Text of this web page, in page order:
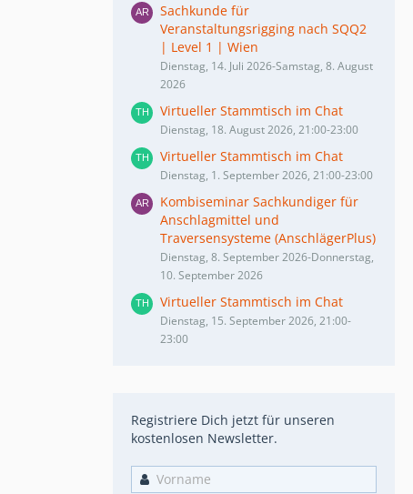
Sachkunde für
Veranstaltungsrigging nach SQQ2
| Level 1 | Wien
Dienstag, 14. Juli 2026-Samstag, 8. August
2026
Virtueller Stammtisch im Chat
Dienstag, 18. August 2026, 21:00-23:00
Virtueller Stammtisch im Chat
Dienstag, 1. September 2026, 21:00-23:00
Kombiseminar Sachkundiger für
Anschlagmittel und
Traversensysteme (AnschlägerPlus)
Dienstag, 8. September 2026-Donnerstag,
10. September 2026
Virtueller Stammtisch im Chat
Dienstag, 15. September 2026, 21:00-
23:00
Registriere Dich jetzt für unseren
kostenlosen Newsletter.